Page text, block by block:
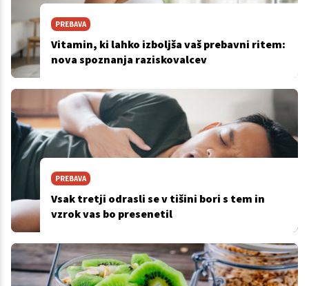
PREBAVA
Vitamin, ki lahko izboljša vaš prebavni ritem:
nova spoznanja raziskovalcev
PREBAVA
Vsak tretji odrasli se v tišini bori s tem in
vzrok vas bo presenetil